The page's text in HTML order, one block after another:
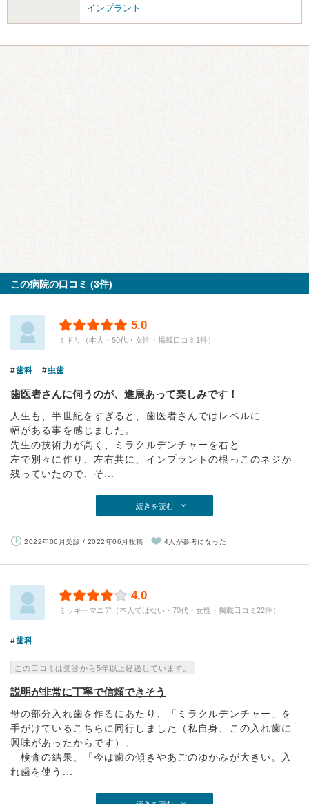
インプラント
この病院の口コミ (3件)
5.0
ミドリ（本人・50代・女性・掲載口コミ1件）
歯科 虫歯
歯医者さんに伺うのが、進展あって楽しみです！
人生も、半世紀をすぎると、歯医者さんではレベルに
幅がある事を感じました。
先生の技術力が高く、ミラクルデンチャーを右と
左で別々に作り、左右共に、インプラントの根っこのネジが
残っていたので、そ...
続きを読む
2022年06月受診 / 2022年06月投稿 4人が参考になった
4.0
ミッキーマニア（本人ではない・70代・女性・掲載口コミ22件）
歯科
この口コミは受診から5年以上経過しています。
説明が非常に丁寧で信頼できそう
母の部分入れ歯を作るにあたり、「ミラクルデンチャー」を
手がけているこちらに同行しました（私自身、この入れ歯に
興味があったからです）。
検査の結果、「今は歯の傾きやあごのゆがみが大きい。入
れ歯を使う...